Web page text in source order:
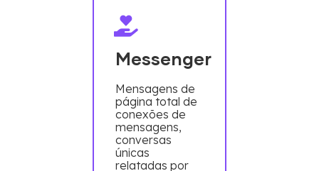
Messenger
Mensagens de
página total de
conexões de
mensagens,
conversas
únicas
relatadas por